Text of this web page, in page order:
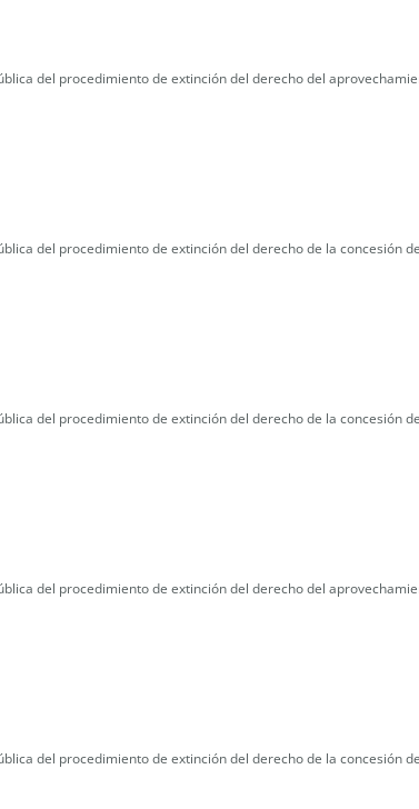
del procedimiento de extinción del derecho del
del procedimiento de extinción del derecho de la concesión
del procedimiento de extinción del derecho de la concesión
del procedimiento de extinción del derecho del
del procedimiento de extinción del derecho de la concesión